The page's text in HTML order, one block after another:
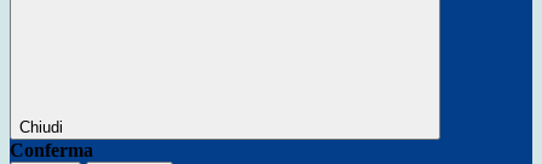
Chiudi
Conferma